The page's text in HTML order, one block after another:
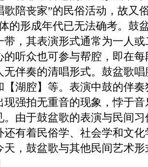
陪丧家”的民俗活动，故又
的形成年代已无法确考。鼓
带，其表演形式通常为一人
的听众也可参与帮腔，即在
无伴奏的清唱形式。鼓盆歌
【湖腔】等。表演中鼓的伴
现强拍无重音的现象，悖于
。由于鼓盆歌的表演与民间
还有着民俗学、社会学和文
天，鼓盆歌与其他民间艺术